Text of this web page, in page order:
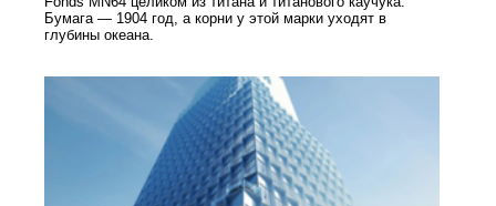
Бумага — 1904 год, а корни у этой марки уходят в
глубины океана.